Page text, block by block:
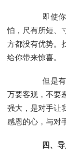
怕，尺有所短、
方都没有优势。
给你带来惊喜。
万要客观，不要
强大，是对手让
感恩的心，与对
四、导